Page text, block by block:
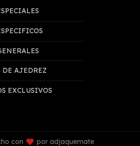
DE AJEDREZ
EXCLUSIVOS
con por adjaquemate